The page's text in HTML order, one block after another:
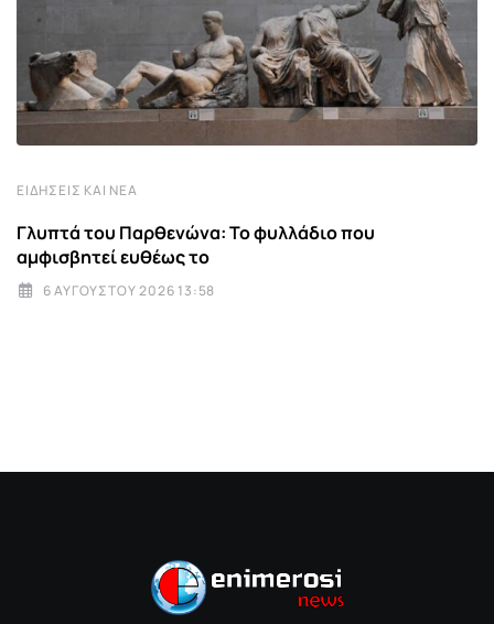
ΕΙΔΉΣΕΙΣ ΚΑΙ ΝΈΑ
Γλυπτά του Παρθενώνα: Το φυλλάδιο που
αμφισβητεί ευθέως το
6 ΑΥΓΟΎΣΤΟΥ 2026 13:58